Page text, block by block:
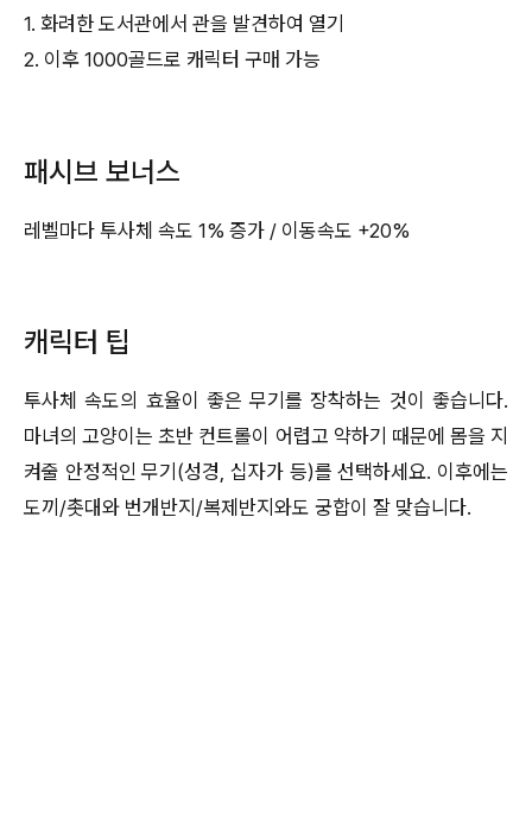
1. 화려한 도서관에서 관을 발견하여 열기
2. 이후 1000골드로 캐릭터 구매 가능
패시브 보너스
레벨마다 투사체 속도 1% 증가 / 이동속도 +20%
캐릭터 팁
투사체 속도의 효율이 좋은 무기를 장착하는 것이 좋습니다.
마녀의 고양이는 초반 컨트롤이 어렵고 약하기 때문에 몸을 지
켜줄 안정적인 무기(성경, 십자가 등)를 선택하세요. 이후에는
도끼/촛대와 번개반지/복제반지와도 궁합이 잘 맞습니다.